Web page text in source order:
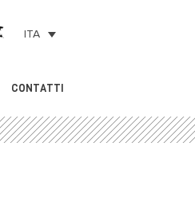
CONTATTI
ITA